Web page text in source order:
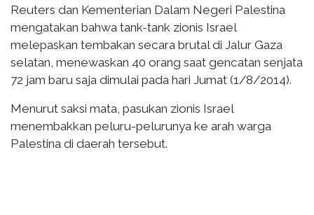
Reuters dan Kementerian Dalam Negeri Palestina
mengatakan bahwa tank-tank zionis Israel
melepaskan tembakan secara brutal di Jalur Gaza
selatan, menewaskan 40 orang saat gencatan senjata
72 jam baru saja dimulai pada hari Jumat (1/8/2014).
Menurut saksi mata, pasukan zionis Israel
menembakkan peluru-pelurunya ke arah warga
Palestina di daerah tersebut.